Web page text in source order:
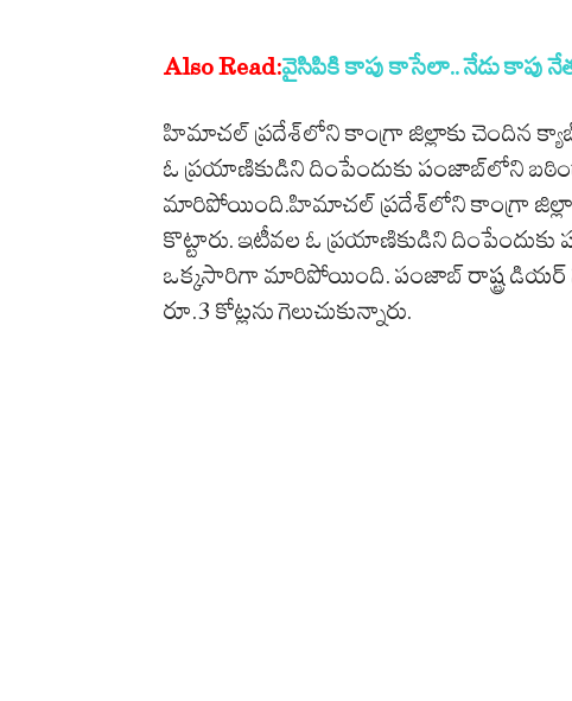
Also Read:వైసిపికి కాపు కాసేలా.. నేడు కాపు
హిమాచల్ ప్రదేశ్‌లోని కాంగ్రా జిల్లాకు చెందిన
ఓ ప్రయాణికుడిని దింపేందుకు పంజాబ్‌లోని
మారిపోయింది.హిమాచల్ ప్రదేశ్‌లోని కాంగ్రా
కొట్టారు. ఇటీవల ఓ ప్రయాణికుడిని
ఒక్కసారిగా మారిపోయింది. పంజాబ్ రాష్ట్ర
రూ.3 కోట్లను గెలుచుకున్నారు.